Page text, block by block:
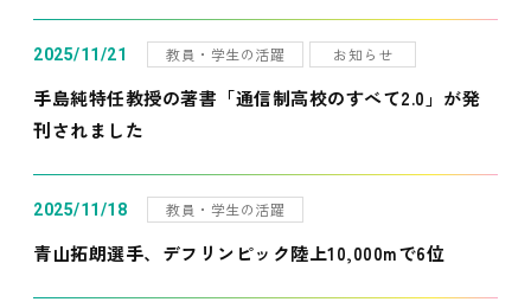
2025/11/21 教員・学生の活躍 お知らせ
手島純特任教授の著書「通信制高校のすべて2.0」が発
刊されました
2025/11/18 教員・学生の活躍
青山拓朗選手、デフリンピック陸上10,000mで6位